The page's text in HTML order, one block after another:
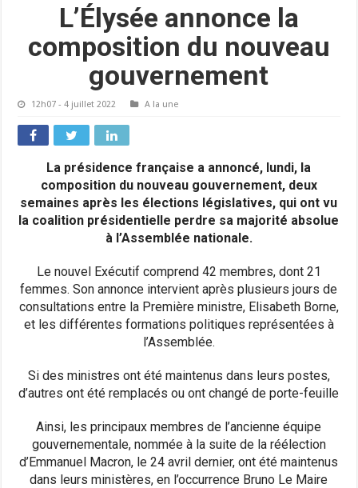
L’Élysée annonce la
composition du nouveau
gouvernement
12h07 - 4 juillet 2022 A la une
La présidence française a annoncé, lundi, la
composition du nouveau gouvernement, deux
semaines après les élections législatives, qui ont vu
la coalition présidentielle perdre sa majorité absolue
à l’Assemblée nationale.
Le nouvel Exécutif comprend 42 membres, dont 21
femmes. Son annonce intervient après plusieurs jours de
consultations entre la Première ministre, Elisabeth Borne,
et les différentes formations politiques représentées à
l’Assemblée.
Si des ministres ont été maintenus dans leurs postes,
d’autres ont été remplacés ou ont changé de porte-feuille
Ainsi, les principaux membres de l’ancienne équipe
gouvernementale, nommée à la suite de la réélection
d’Emmanuel Macron, le 24 avril dernier, ont été maintenus
dans leurs ministères, en l’occurrence Bruno Le Maire